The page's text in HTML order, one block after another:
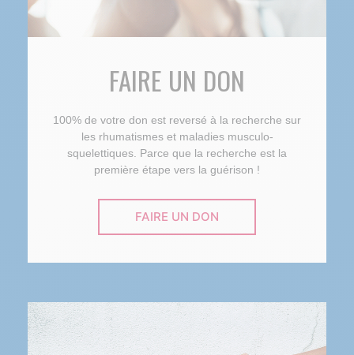
FAIRE UN DON
100% de votre don est reversé à la recherche sur
les rhumatismes et maladies musculo-
squelettiques. Parce que la recherche est la
première étape vers la guérison !
FAIRE UN DON